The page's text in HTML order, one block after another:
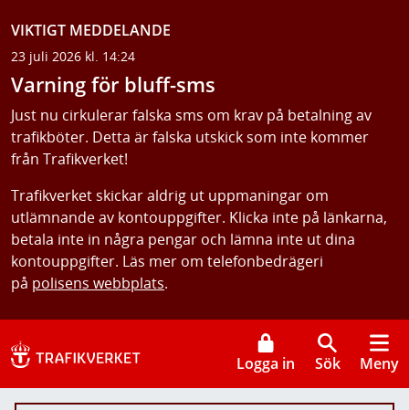
VIKTIGT MEDDELANDE
23 juli 2026 kl. 14:24
Varning för bluff-sms
Just nu cirkulerar falska sms om krav på betalning av
trafikböter. Detta är falska utskick som inte kommer
från Trafikverket!
Trafikverket skickar aldrig ut uppmaningar om
utlämnande av kontouppgifter. Klicka inte på länkarna,
betala inte in några pengar och lämna inte ut dina
kontouppgifter. Läs mer om telefonbedrägeri
på polisens webbplats.
Logga in Sök Meny